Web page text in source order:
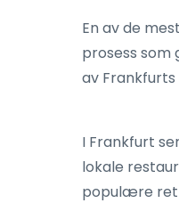
En av de
prosess som
av
I Frankfurt
lokale
populære